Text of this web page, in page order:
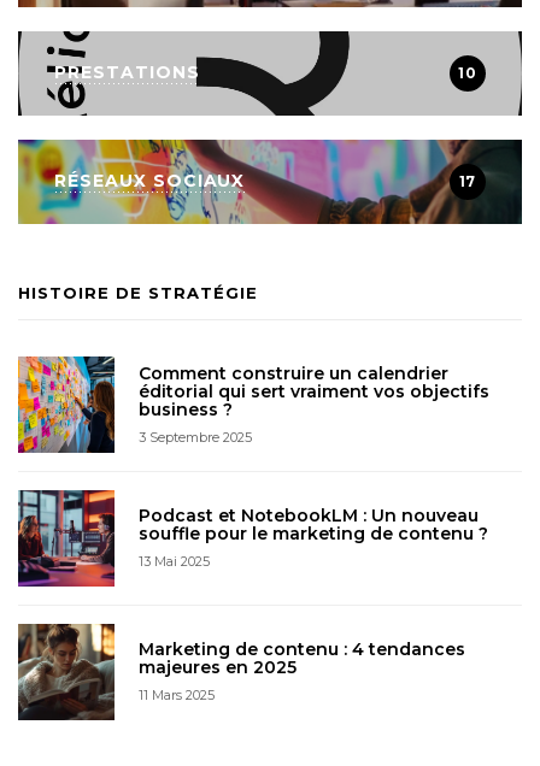
PRESTATIONS 10
RÉSEAUX SOCIAUX 17
HISTOIRE DE STRATÉGIE
Comment construire un calendrier
éditorial qui sert vraiment vos objectifs
business ?
3 Septembre 2025
Podcast et NotebookLM : Un nouveau
souffle pour le marketing de contenu ?
13 Mai 2025
Marketing de contenu : 4 tendances
majeures en 2025
11 Mars 2025